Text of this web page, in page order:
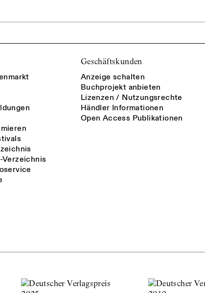
Geschäftskunden
Anzeige schalten
Buchprojekt anbieten
Lizenzen / Nutzungsrechte
Händler Informationen
Open Access Publikationen